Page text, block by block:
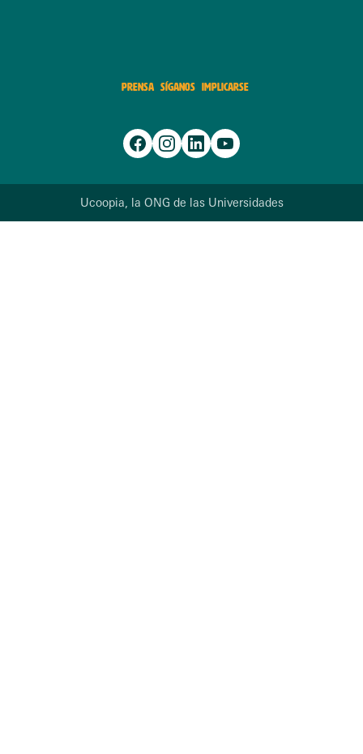
PRENSA SÍGANOS IMPLICARSE
Ucoopia, la ONG de las Universidades